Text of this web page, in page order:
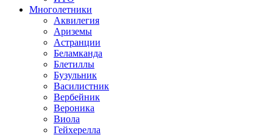
Многолетники
Аквилегия
Ариземы
Астранции
Беламканда
Блетиллы
Бузульник
Василистник
Вербейник
Вероника
Виола
Гейхерелла